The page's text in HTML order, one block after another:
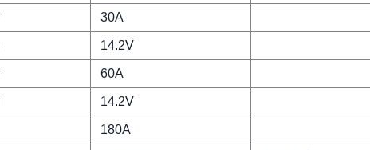
30A
14.2V
60A
14.2V
180A